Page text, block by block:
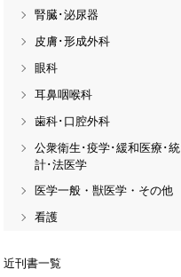
腎臓･泌尿器
皮膚･形成外科
眼科
耳鼻咽喉科
歯科･口腔外科
公衆衛生･疫学･緩和医療･統
計･法医学
医学一般・獣医学・その他
看護
近刊書一覧